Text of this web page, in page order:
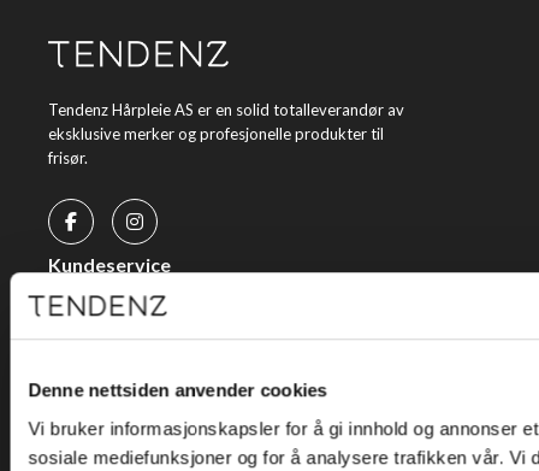
Denne nettsiden anvender cookies
Vi bruker informasjonskapsler for å gi innhold og annonser
sosiale mediefunksjoner og for å analysere trafikken vår. Vi
Tendenz Hårpleie AS er en solid totalleverandør av
eksklusive merker og profesjonelle produkter til
frisør.
Kundeservice
Kjøpsvilkår
Personvern
Holtegata 26, 0355 Oslo
Telefon: +47 22 92 50 00